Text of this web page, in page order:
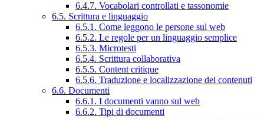
6.4.7. Vocabolari controllati e tassonomie
6.5. Scrittura e linguaggio
6.5.1. Come leggono le persone sul web
6.5.2. Le regole per un linguaggio semplice
6.5.3. Microtesti
6.5.4. Scrittura collaborativa
6.5.5. Content critique
6.5.6. Traduzione e localizzazione dei contenuti
6.6. Documenti
6.6.1. I documenti vanno sul web
6.6.2. Tipi di documenti